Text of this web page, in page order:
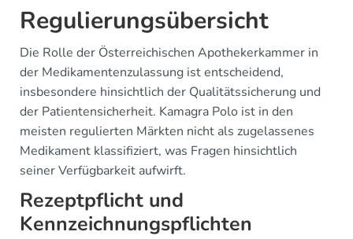
Regulierungsübersicht
Die Rolle der Österreichischen Apothekerkammer in
der Medikamentenzulassung ist entscheidend,
insbesondere hinsichtlich der Qualitätssicherung und
der Patientensicherheit. Kamagra Polo ist in den
meisten regulierten Märkten nicht als zugelassenes
Medikament klassifiziert, was Fragen hinsichtlich
seiner Verfügbarkeit aufwirft.
Rezeptpflicht und
Kennzeichnungspflichten